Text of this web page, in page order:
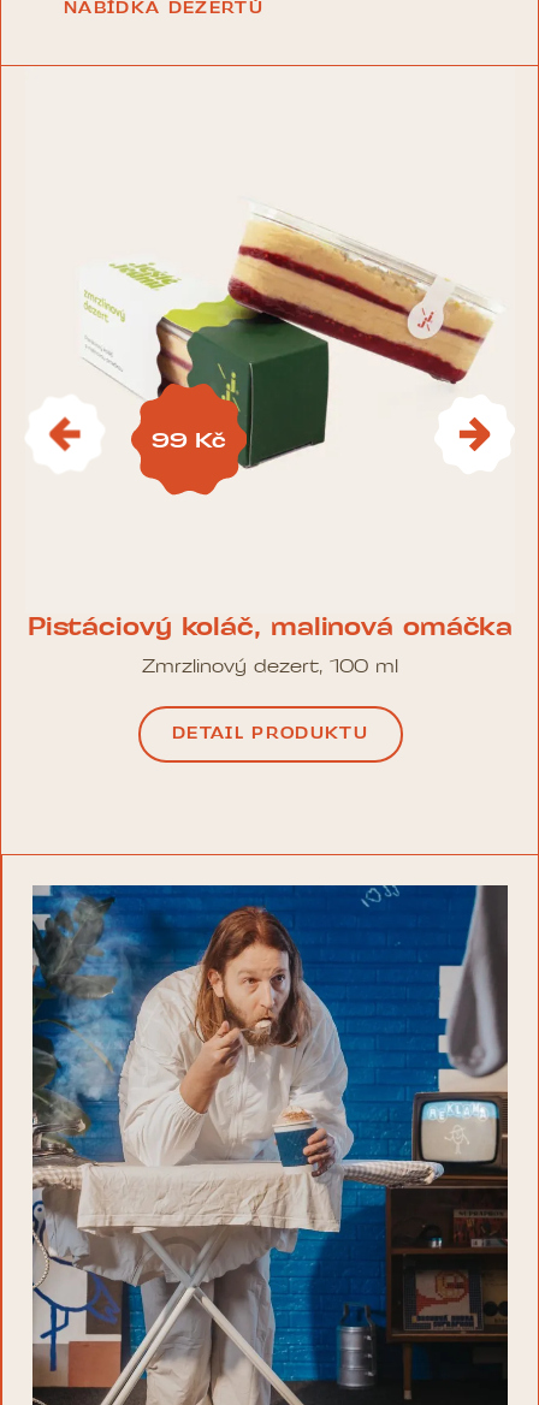
NABÍDKA DEZERTŮ
Pistáciový koláč, malinová omáčka
99 Kč
Zmrzlinový dezert, 100 ml
DETAIL PRODUKTU